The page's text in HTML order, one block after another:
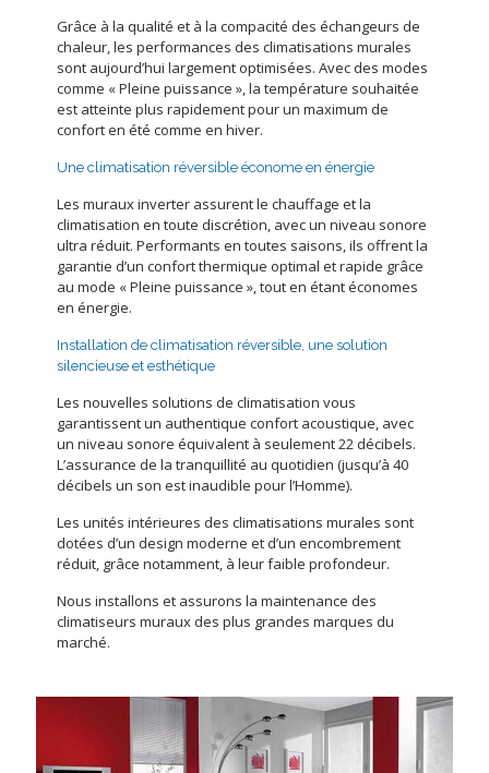
Grâce à la qualité et à la compacité des échangeurs de
chaleur, les performances des climatisations murales
sont aujourd’hui largement optimisées. Avec des modes
comme « Pleine puissance », la température souhaitée
est atteinte plus rapidement pour un maximum de
confort en été comme en hiver.
Une climatisation réversible économe en énergie
Les muraux inverter assurent le chauffage et la
climatisation en toute discrétion, avec un niveau sonore
ultra réduit. Performants en toutes saisons, ils offrent la
garantie d’un confort thermique optimal et rapide grâce
au mode « Pleine puissance », tout en étant économes
en énergie.
Installation de climatisation réversible, une solution
silencieuse et esthétique
Les nouvelles solutions de climatisation vous
garantissent un authentique confort acoustique, avec
un niveau sonore équivalent à seulement 22 décibels.
L’assurance de la tranquillité au quotidien (jusqu’à 40
décibels un son est inaudible pour l’Homme).
Les unités intérieures des climatisations murales sont
dotées d’un design moderne et d’un encombrement
réduit, grâce notamment, à leur faible profondeur.
Nous installons et assurons la maintenance des
climatiseurs muraux des plus grandes marques du
marché.